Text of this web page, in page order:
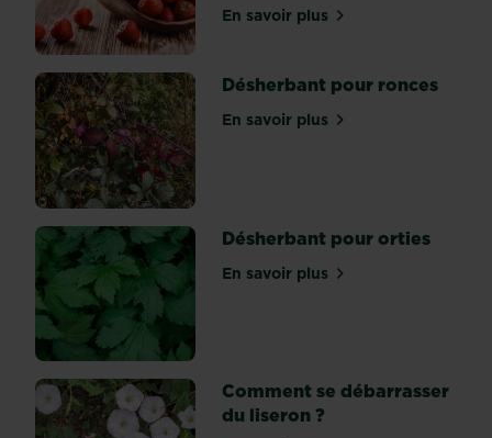
rouge,
jaune,
orange,
et
même
verte
ou
noire.
Pour
en
découvrir
toutes
les...
En savoir plussur Réussir la plantation
Désherbant pour ronces
En savoir plussur Désherbant pour
Désherbant pour orties
En savoir plussur Désherbant pour
Comment se débarrasser
du liseron ?